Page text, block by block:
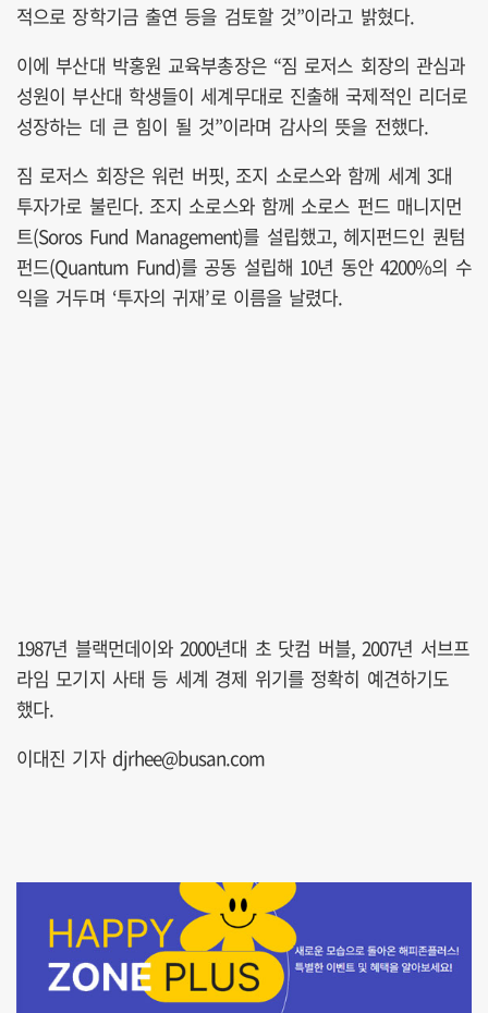
적으로 장학기금 출연 등을 검토할 것”이라고 밝혔다.
이에 부산대 박홍원 교육부총장은 “짐 로저스 회장의 관심과
성원이 부산대 학생들이 세계무대로 진출해 국제적인 리더로
성장하는 데 큰 힘이 될 것”이라며 감사의 뜻을 전했다.
짐 로저스 회장은 워런 버핏, 조지 소로스와 함께 세계 3대
투자가로 불린다. 조지 소로스와 함께 소로스 펀드 매니지먼
트(Soros Fund Management)를 설립했고, 헤지펀드인 퀀텀
펀드(Quantum Fund)를 공동 설립해 10년 동안 4200%의 수
익을 거두며 ‘투자의 귀재’로 이름을 날렸다.
1987년 블랙먼데이와 2000년대 초 닷컴 버블, 2007년 서브프
라임 모기지 사태 등 세계 경제 위기를 정확히 예견하기도
했다.
이대진 기자 djrhee@busan.com